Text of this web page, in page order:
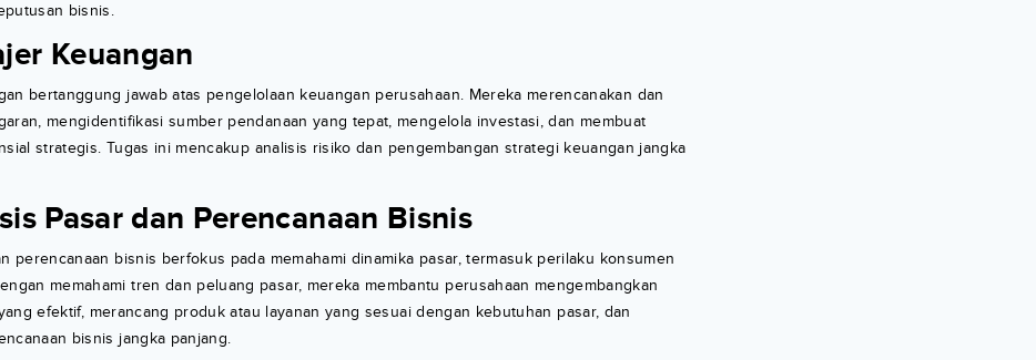
bisnis.
Keuangan
bertanggung jawab atas pengelolaan keuangan perusahaan. Mereka merencanakan dan
mengidentifikasi sumber pendanaan yang tepat, mengelola investasi, dan membuat
strategis. Tugas ini mencakup analisis risiko dan pengembangan strategi keuangan jangka
Pasar dan Perencanaan Bisnis
perencanaan bisnis berfokus pada memahami dinamika pasar, termasuk perilaku konsumen
memahami tren dan peluang pasar, mereka membantu perusahaan mengembangkan
efektif, merancang produk atau layanan yang sesuai dengan kebutuhan pasar, dan
bisnis jangka panjang.